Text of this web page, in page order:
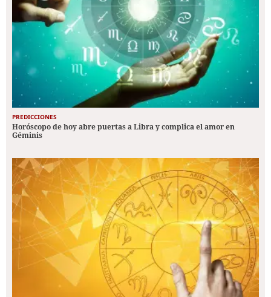
PREDICCIONES
Horóscopo de hoy abre puertas a Libra y complica el amor en
Géminis